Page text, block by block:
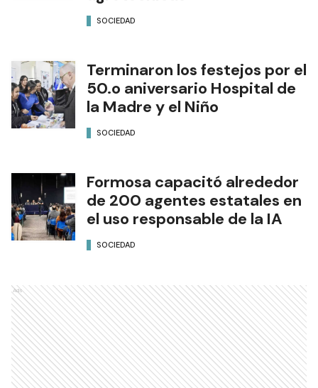
SOCIEDAD
Terminaron los festejos por el
50.o aniversario Hospital de
la Madre y el Niño
SOCIEDAD
Formosa capacitó alrededor
de 200 agentes estatales en
el uso responsable de la IA
SOCIEDAD
Ads